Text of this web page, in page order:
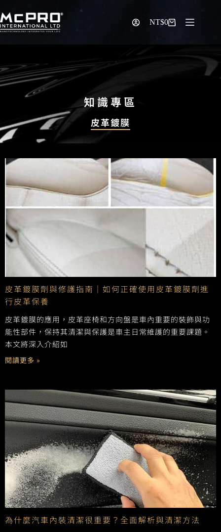
NT$0
知識專區
皮革鍍膜
皮革鍍膜劑與修護指南｜如何正確使用皮革鍍膜劑進
行皮革保養
皮革鍍膜的應用，皮革座椅和方向盤是車內重要的裝飾與功
能性部件，保持其清潔與保護是車主日常維護的重要課題。
本文將深入介紹如
閱讀更多 »
為什麼汽車內裝清潔很重要？全面解析與清潔方法